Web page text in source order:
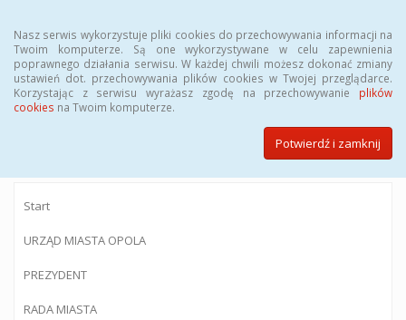
Nasz serwis wykorzystuje pliki cookies do przechowywania informacji na
Twoim komputerze. Są one wykorzystywane w celu zapewnienia
poprawnego działania serwisu. W każdej chwili możesz dokonać zmiany
ustawień dot. przechowywania plików cookies w Twojej przeglądarce.
Korzystając z serwisu wyrażasz zgodę na przechowywanie plików
cookies na Twoim komputerze.
Potwierdź i zamknij
BIULETYN INFORMACJI PUBLICZNEJ
Urzędu Miasta Opola
Start
URZĄD MIASTA OPOLA
PREZYDENT
RADA MIASTA